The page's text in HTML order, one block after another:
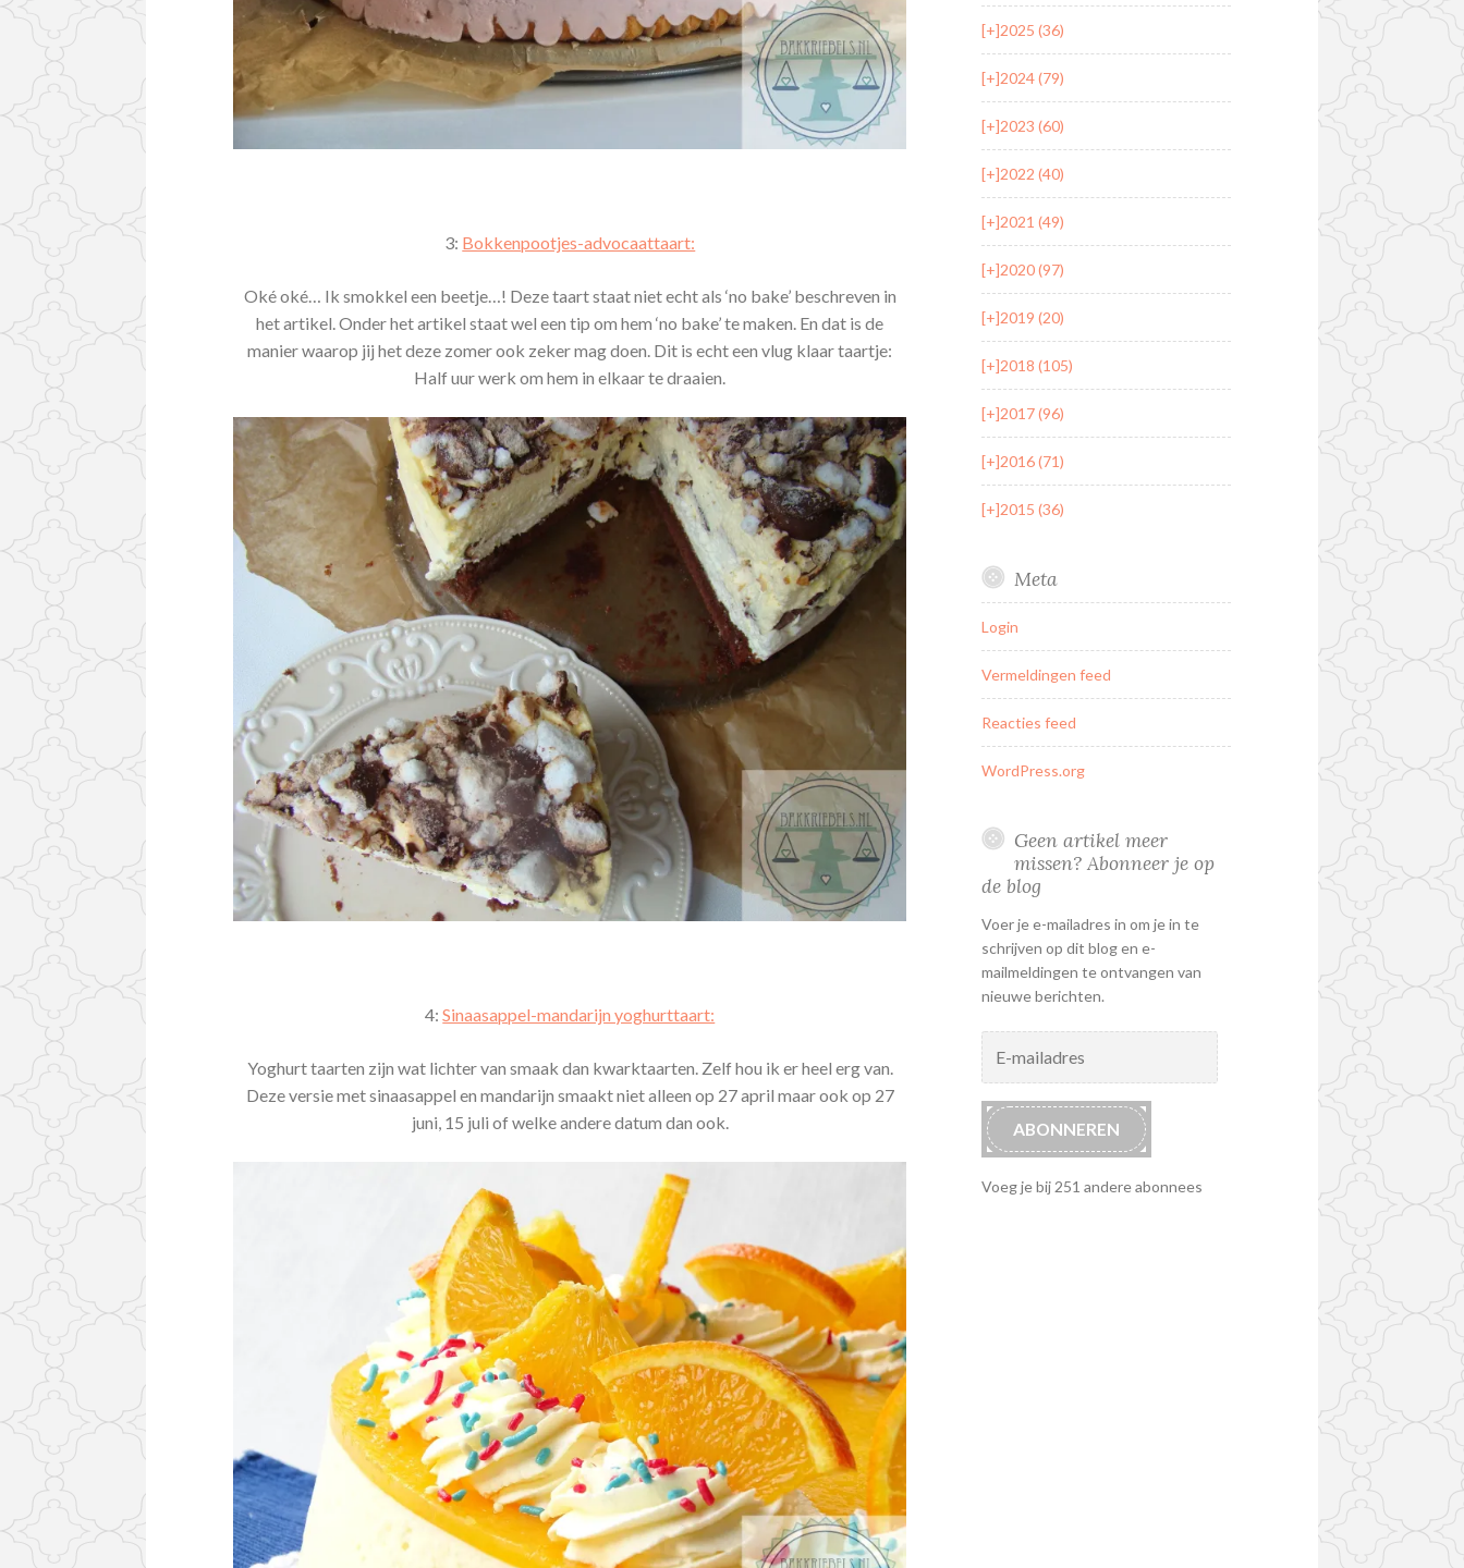
3: Bokkenpootjes-advocaattaart:
Oké oké… Ik smokkel een beetje…! Deze taart staat niet echt als ‘no bake’ beschreven in
het artikel. Onder het artikel staat wel een tip om hem ‘no bake’ te maken. En dat is de
manier waarop jij het deze zomer ook zeker mag doen. Dit is echt een vlug klaar taartje:
Half uur werk om hem in elkaar te draaien.
4:Sinaasappel-mandarijn yoghurttaart:
Yoghurt taarten zijn wat lichter van smaak dan kwarktaarten. Zelf hou ik er heel erg van.
Deze versie met sinaasappel en mandarijn smaakt niet alleen op 27 april maar ook op 27
juni, 15 juli of welke andere datum dan ook.
[+]2025 (36)
[+]2024 (79)
[+]2023 (60)
[+]2022 (40)
[+]2021 (49)
[+]2020 (97)
[+]2019 (20)
[+]2018 (105)
[+]2017 (96)
[+]2016 (71)
[+]2015 (36)
Meta
Login
Vermeldingen feed
Reacties feed
WordPress.org
Geen artikel meer
missen? Abonneer je op
de blog
Voer je e-mailadres in om je in te
schrijven op dit blog en e-
mailmeldingen te ontvangen van
nieuwe berichten.
mailadres
ABONNEREN
Voeg je bij 251 andere abonnees